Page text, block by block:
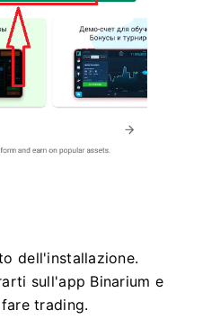
dell'installazione.
sull'app Binarium e
trading.